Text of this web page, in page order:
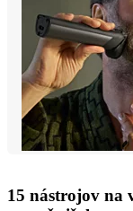
15 nástrojov na